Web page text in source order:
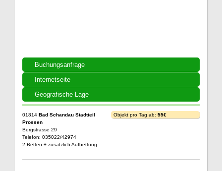
Buchungsanfrage
Internetseite
Geografische Lage
01814 Bad Schandau Stadtteil
Prossen
Bergstrasse 29
Telefon: 035022/42974
2 Betten + zusätzlich Aufbettung
Objekt pro Tag ab: 55€